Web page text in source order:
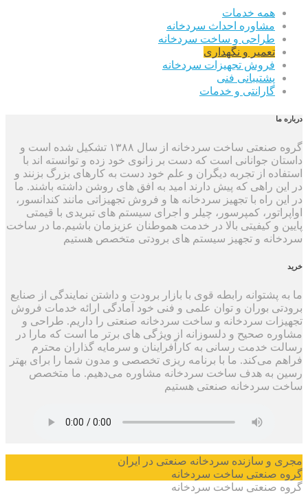
همه خدمات
مشاوره احداث سردخانه
طراحی و ساخت سردخانه
تعمیر و نگهداری
فروش تجهیزات سردخانه
پشتیبانی فنی
گارانتی و خدمات
درباره ما
گروه صنعتی ساخت سردخانه از سال ۱۳۸۸ تشکیل شده است و
داستان جوانانی است که دست بر زانوی خود زده و توانسته اند با
استفاده از تجربه دیگران و علم خود دست به کارهای بزرگ بزنند و
در این راهی که پیش دارند امید به افق های روشن داشته باشند. ما
در این راه با تجهیز سردخانه ها و فروش تجهیزاتی مانند کندانسور،
اواپراتور، کمپرسور، چیلر و اجرای سیستم های تبریدی با قیمتی
پایین و کیفیتی بالا در خدمت هموطنان عزیزمان باشیم.ما در ساخت
سردخانه و تجهیز سیستم های برودتی متخصص هستیم
خرید
ما به پشتوانه رابطه قوی با بازار برودت و داشتن نمایندگی از صنایع
برودتی بوران و توان علمی و فنی خود آمادگی ارائه خدمات فروش
تجهیزات سردخانه و ساخت سردخانه صنعتی را داریم. طراحی و
مشاوره صحیح و دلسوزانه از ویژگی های برتر ما است که مارا در
رسالت خدمت رسانی به کارآفراینان و سرمایه گذاران محترم
فراهم می‌کند. ما با برنامه ریزی تخصصی و مدون شما را برای بهتر
رسین به هدف ساخت سردخانه مشاوره می‌دهیم. ما متخصص
ساخت سردخانه صنعتی هستیم
مجری و سازنده سردخانه صنعتی در ایران
گروه صنعتی ساخت سردخانه
گروه صنعتی ساخت سردخانه